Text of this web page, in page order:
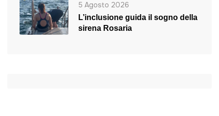
5 Agosto 2026
L’inclusione guida il sogno della
sirena Rosaria